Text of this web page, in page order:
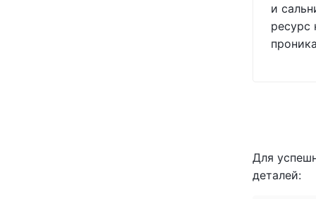
и
ресурс
Для
деталей: